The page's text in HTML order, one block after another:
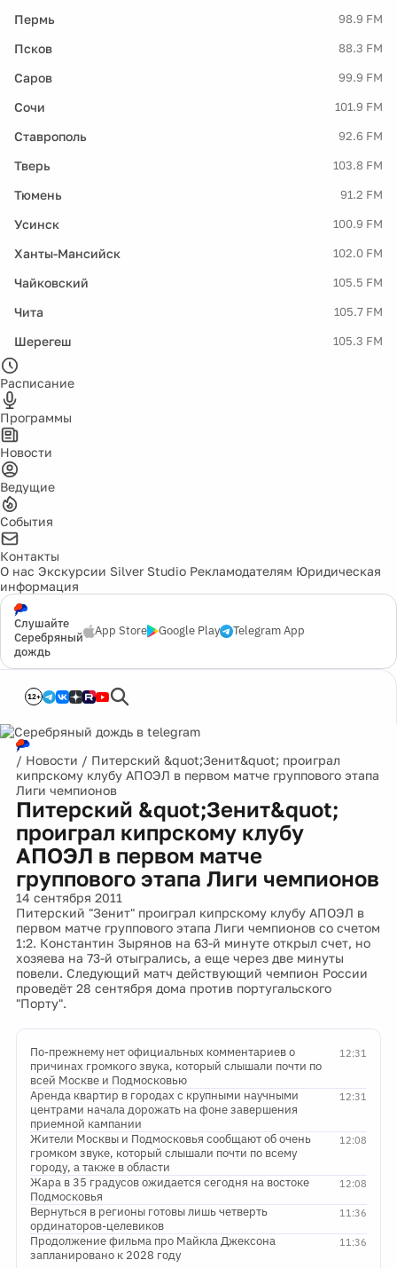
Пермь 98.9 FM
Псков 88.3 FM
Саров 99.9 FM
Сочи 101.9 FM
Ставрополь 92.6 FM
Тверь 103.8 FM
Тюмень 91.2 FM
Усинск 100.9 FM
Ханты-Мансийск 102.0 FM
Чайковский 105.5 FM
Чита 105.7 FM
Шерегеш 105.3 FM
Расписание
Программы
Новости
Ведущие
События
Контакты
О нас Экскурсии Silver Studio Рекламодателям Юридическая
информация
Слушайте
Серебряный
дождь
App Store Google Play Telegram App
12+
/ Новости / Питерский &quot;Зенит&quot; проиграл
кипрскому клубу АПОЭЛ в первом матче группового этапа
Лиги чемпионов
Питерский &quot;Зенит&quot;
проиграл кипрскому клубу
АПОЭЛ в первом матче
группового этапа Лиги чемпионов
14 сентября 2011
Питерский "Зенит" проиграл кипрскому клубу АПОЭЛ в
первом матче группового этапа Лиги чемпионов со счетом
1:2. Константин Зырянов на 63-й минуте открыл счет, но
хозяева на 73-й отыгрались, а еще через две минуты
повели. Следующий матч действующий чемпион России
проведёт 28 сентября дома против португальского
"Порту".
12:31
По-прежнему нет официальных комментариев о
причинах громкого звука, который слышали почти по
всей Москве и Подмосковью
12:31
Аренда квартир в городах с крупными научными
центрами начала дорожать на фоне завершения
приемной кампании
12:08
Жители Москвы и Подмосковья сообщают об очень
громком звуке, который слышали почти по всему
городу, а также в области
12:08
Жара в 35 градусов ожидается сегодня на востоке
Подмосковья
11:36
Вернуться в регионы готовы лишь четверть
ординаторов-целевиков
11:36
Продолжение фильма про Майкла Джексона
запланировано к 2028 году